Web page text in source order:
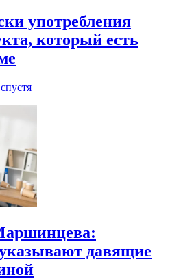
употребления
который есть
давящие